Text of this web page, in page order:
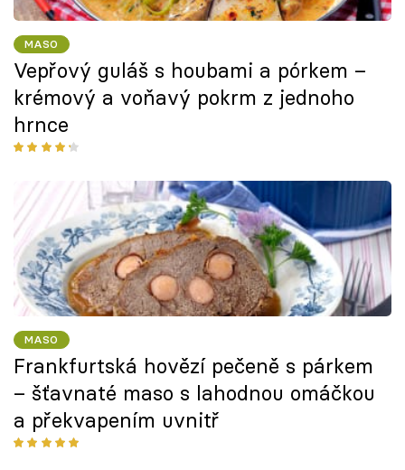
MASO
Vepřový guláš s houbami a pórkem –
krémový a voňavý pokrm z jednoho
hrnce
MASO
Frankfurtská hovězí pečeně s párkem
– šťavnaté maso s lahodnou omáčkou
a překvapením uvnitř